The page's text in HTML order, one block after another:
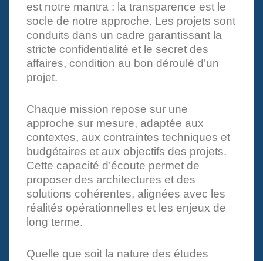
est notre mantra : la transparence est le
socle de notre approche. Les projets sont
conduits dans un cadre garantissant la
stricte confidentialité et le secret des
affaires, condition au bon déroulé d’un
projet.
Chaque mission repose sur une
approche sur mesure, adaptée aux
contextes, aux contraintes techniques et
budgétaires et aux objectifs des projets.
Cette capacité d’écoute permet de
proposer des architectures et des
solutions cohérentes, alignées avec les
réalités opérationnelles et les enjeux de
long terme.
Quelle que soit la nature des études